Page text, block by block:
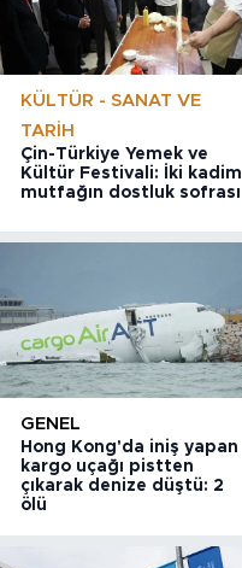
KÜLTÜR - SANAT VE
TARIH
Çin-Türkiye Yemek ve
Kültür Festivali: İki kadim
mutfağın dostluk sofrası
GENEL
Hong Kong'da iniş yapan
kargo uçağı pistten
çıkarak denize düştü: 2
ölü